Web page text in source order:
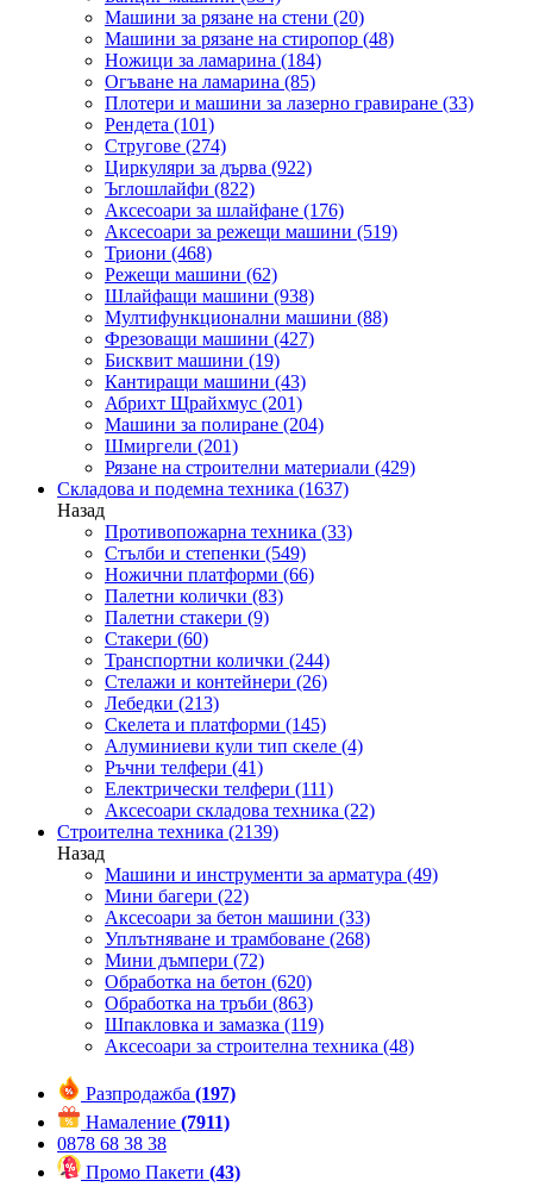
Машини за рязане на стени (20)
Машини за рязане на стиропор (48)
Ножици за ламарина (184)
Огъване на ламарина (85)
Плотери и машини за лазерно гравиране (33)
Рендета (101)
Стругове (274)
Циркуляри за дърва (922)
Ъглошлайфи (822)
Аксесоари за шлайфане (176)
Аксесоари за режещи машини (519)
Триони (468)
Режещи машини (62)
Шлайфащи машини (938)
Мултифункционални машини (88)
Фрезоващи машини (427)
Бисквит машини (19)
Кантиращи машини (43)
Абрихт Щрайхмус (201)
Машини за полиране (204)
Шмиргели (201)
Рязане на строителни материали (429)
Складова и подемна техника (1637)
Назад
Противопожарна техника (33)
Стълби и степенки (549)
Ножични платформи (66)
Палетни колички (83)
Палетни стакери (9)
Стакери (60)
Транспортни колички (244)
Стелажи и контейнери (26)
Лебедки (213)
Скелета и платформи (145)
Алуминиеви кули тип скеле (4)
Ръчни телфери (41)
Електрически телфери (111)
Аксесоари складова техника (22)
Строителна техника (2139)
Назад
Машини и инструменти за арматура (49)
Мини багери (22)
Аксесоари за бетон машини (33)
Уплътняване и трамбоване (268)
Мини дъмпери (72)
Обработка на бетон (620)
Обработка на тръби (863)
Шпакловка и замазка (119)
Аксесоари за строителна техника (48)
Разпродажба (197)
Намаление (7911)
0878 68 38 38
Промо Пакети (43)